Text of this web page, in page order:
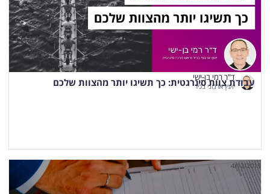
עבודת צוות סינרגטית: כך תשיגו יותר מהצוות שלכם
ד"ר רמי בן-ישי
יועץ ארגוני בכיר
4/12/2019